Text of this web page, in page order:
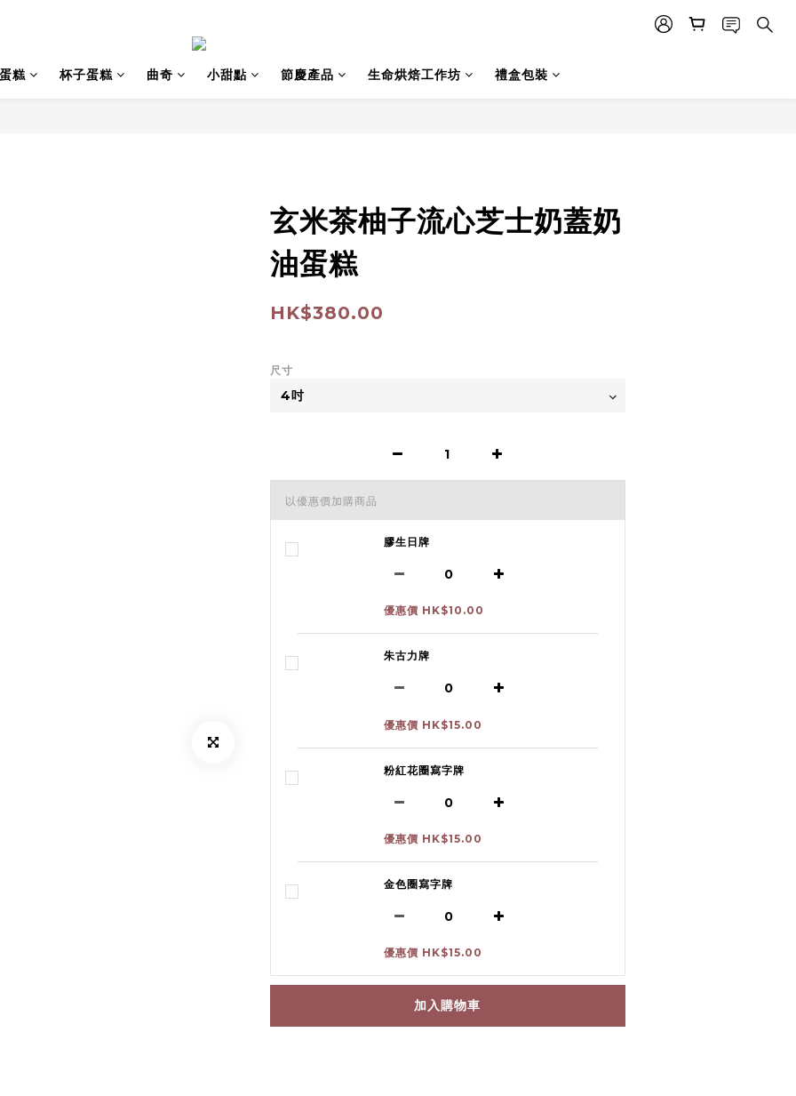
蛋糕 杯子蛋糕 曲奇 小甜點 節慶產品 生命烘焙工作坊 禮盒包裝
玄米茶柚子流心芝士奶蓋奶
油蛋糕
HK$380.00
尺寸
以優惠價加購商品
膠生日牌
優惠價 HK$10.00
朱古力牌
優惠價 HK$15.00
粉紅花圈寫字牌
優惠價 HK$15.00
金色圈寫字牌
優惠價 HK$15.00
加入購物車